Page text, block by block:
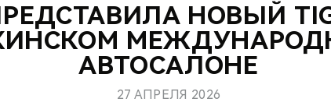
НОВЫЙ
АВТОСАЛОНЕ
27 АПРЕЛЯ 2026